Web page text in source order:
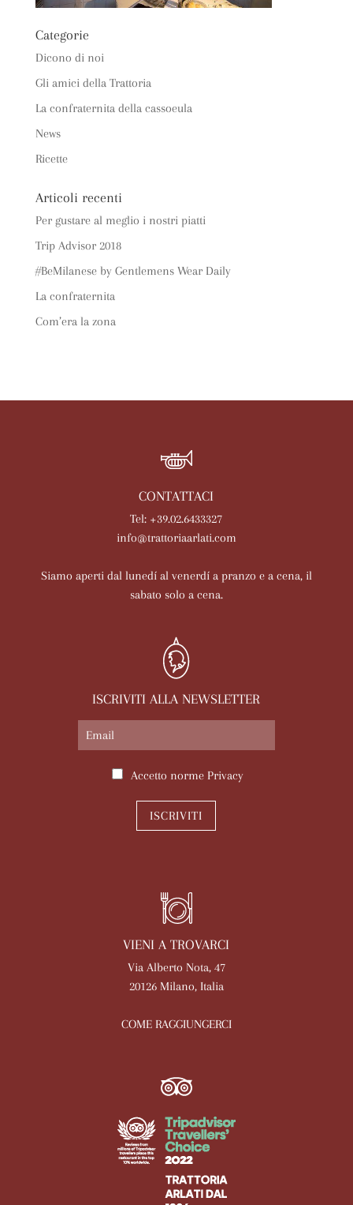
Categorie
Dicono di noi
Gli amici della Trattoria
La confraternita della cassoeula
News
Ricette
Articoli recenti
Per gustare al meglio i nostri piatti
Trip Advisor 2018
#BeMilanese by Gentlemens Wear Daily
La confraternita
Com’era la zona
CONTATTACI
Tel: +39.02.6433327
info@trattoriaarlati.com
Siamo aperti dal lunedí al venerdí a pranzo e a cena, il
sabato solo a cena.
ISCRIVITI ALLA NEWSLETTER
Accetto norme Privacy
ISCRIVITI
VIENI A TROVARCI
Via Alberto Nota, 47
20126 Milano, Italia
COME RAGGIUNGERCI